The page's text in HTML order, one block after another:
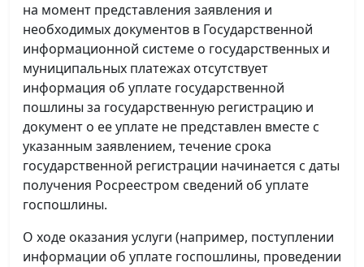
на момент представления заявления и
необходимых документов в Государственной
информационной системе о государственных и
муниципальных платежах отсутствует
информация об уплате государственной
пошлины за государственную регистрацию и
документ о ее уплате не представлен вместе с
указанным заявлением, течение срока
государственной регистрации начинается с даты
получения Росреестром сведений об уплате
госпошлины.
О ходе оказания услуги (например, поступлении
информации об уплате госпошлины, проведении